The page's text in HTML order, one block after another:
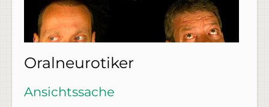
Oralneurotiker
Ansichtssache